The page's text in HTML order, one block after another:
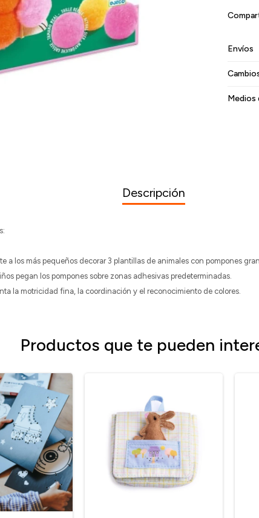
Envíos
Medios
Descripción
a los más pequeños decorar 3 plantillas de animales con pompones
pegan los pompones sobre zonas adhesivas predeterminadas.
la motricidad fina, la coordinación y el reconocimiento de colores.
Productos que te pueden